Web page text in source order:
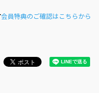
会員特典のご確認はこちらから